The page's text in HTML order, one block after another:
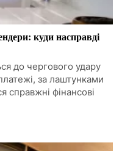
куди насправді
до чергового удару
за лаштунками
справжні фінансові